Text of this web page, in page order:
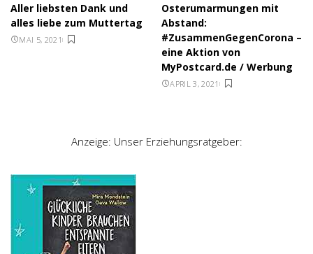
Aller liebsten Dank und
alles liebe zum Muttertag
MAI 5, 2021
Osterumarmungen mit
Abstand:
#ZusammenGegenCorona –
eine Aktion von
MyPostcard.de / Werbung
APRIL 3, 2021
Anzeige: Unser Erziehungsratgeber: